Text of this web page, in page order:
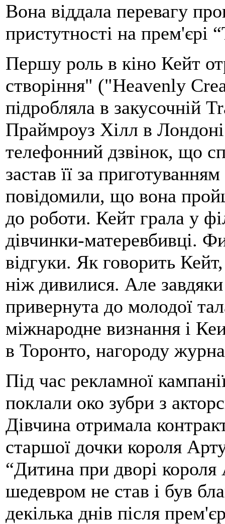
Вона віддала перевагу
пристутності на прем'єрі
Першу роль в кіно Кейт
створіння" ("Heavenly
підробляла в закусочній
Праймроуз Хілл в
телефонний дзвінок, що
застав її за
повідомили, що вона
до роботи. Кейт грала у
дівчинки-матеревбивці.
відгуки. Як говорить
ніж дивилися. Але завдяки
привернута до молодої
міжнародне визнання і
в Торонто, нагороду
Під час рекламної
поклали око зубри з
Дівчина отримала
старшої дочки короля
“Дитина при дворі
шедевром не став і був
декілька днів після